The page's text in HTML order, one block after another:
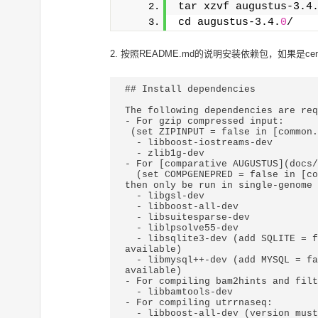
tar xzvf augustus-
cd augustus-3.4. 0/
2. 按照README.md的说明安装依赖包，如果是
## Install dependencies
The following dependencies are
- For gzip compressed input:
- For [comparative
then only be run in single-genome
available)
available)
- For compiling bam2hints and
- For compiling utrrnaseq: